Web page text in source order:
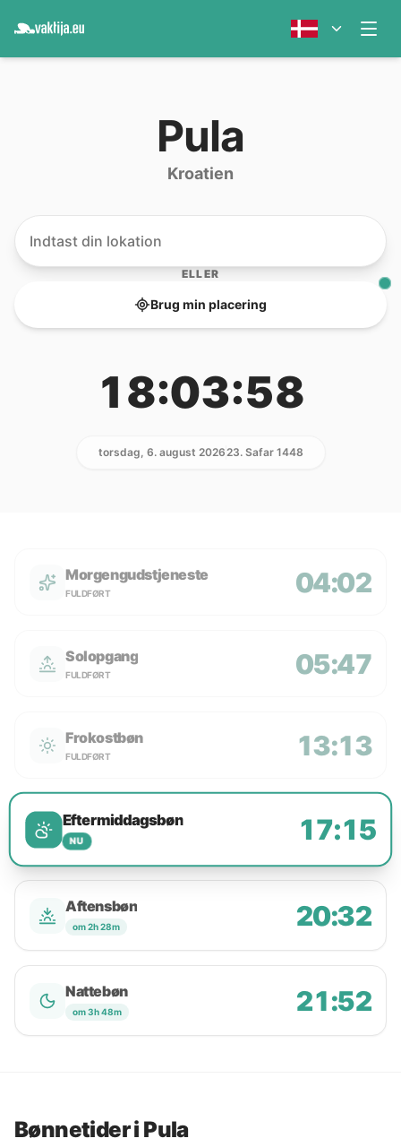
Pula
Kroatien
ELLER
Brug min placering
18:03:58
torsdag, 6. august 202623. Safar 1448
Morgengudstjeneste
FULDFØRT 04:02
Solopgang
FULDFØRT 05:47
Frokostbøn
FULDFØRT 13:13
Eftermiddagsbøn
NU 17:15
Aftensbøn
om 2h 28m 20:32
Nattebøn
om 3h 48m 21:52
Bønnetider i Pula